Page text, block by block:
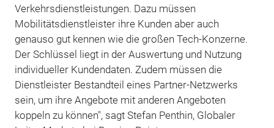
Verkehrsdienstleistungen. Dazu müssen
Mobilitätsdienstleister ihre Kunden aber auch
genauso gut kennen wie die großen Tech-Konzerne.
Der Schlüssel liegt in der Auswertung und Nutzung
individueller Kundendaten. Zudem müssen die
Dienstleister Bestandteil eines Partner-Netzwerks
sein, um ihre Angebote mit anderen Angeboten
koppeln zu können", sagt Stefan Penthin, Globaler